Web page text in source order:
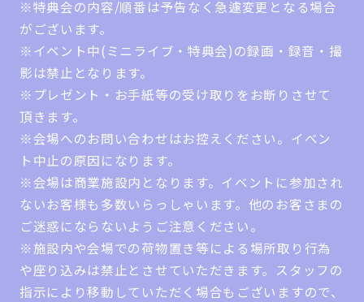
※特典会の内容/順番は予告なく急遽変更となる場合
がございます。
※イベント中(ミニライブ・特典会)の録画・録音・撮
影は禁止となります。
※プレゼント・お手紙等の受け取りをお断りさせて
頂きます。
※会場へのお問い合わせはお控えください。イベン
ト中止の原因になります。
※会場は商業施設内となります。イベントに参加され
ないお客様も多数いらっしゃいます。他のお客さまの
ご迷惑にならないようご注意ください。
※施設内や会場での荷物置き等による場所取り行為
や座り込みは禁止とさせていただきます。スタッフの
指示により移動していただく場合もございますので、